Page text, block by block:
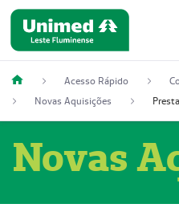
Acesso Rápido
Novas Aquisições
Novas